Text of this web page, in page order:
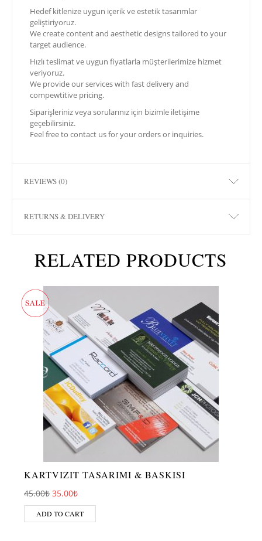
Hedef kitlenize uygun içerik ve estetik tasarımlar
geliştiriyoruz.
We create content and aesthetic designs tailored to your
target audience.
Hızlı teslimat ve uygun fiyatlarla müşterilerimize hizmet
veriyoruz.
We provide our services with fast delivery and
compewtitive pricing.
Siparişleriniz veya sorularınız için bizimle iletişime
geçebilirsiniz.
Feel free to contact us for your orders or inquiries.
REVIEWS (0)
RETURNS & DELIVERY
RELATED PRODUCTS
KARTVIZIT TASARIMI & BASKISI
45.00₺ Original price was: 45.00₺.
35.00₺Current price is: 35.00₺.
ADD TO CART